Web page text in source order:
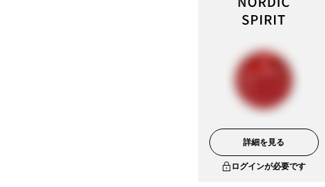
詳細を見る
ログインが必要です